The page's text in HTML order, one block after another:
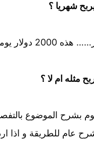
شهريا ؟
مثله ام لا ؟
بشرح الموضوع
عام للطريقة و اذا